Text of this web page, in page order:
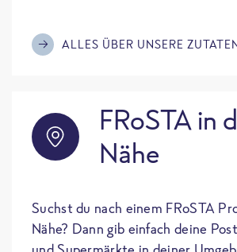
ALLES ÜBER UNSERE
FRoSTA in
Nähe
Suchst du nach einem FRoSTA
Nähe? Dann gib einfach deine